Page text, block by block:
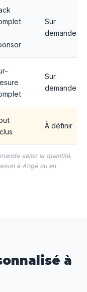
Sur
demande
Sur
demande
À définir
selon la quantité,
à Angé ou en
à